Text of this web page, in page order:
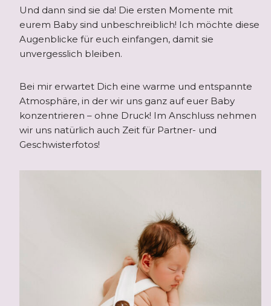
Und dann sind sie da! Die ersten Momente mit
eurem Baby sind unbeschreiblich! Ich möchte diese
Augenblicke für euch einfangen, damit sie
unvergesslich bleiben.
Bei mir erwartet Dich eine warme und entspannte
Atmosphäre, in der wir uns ganz auf euer Baby
konzentrieren – ohne Druck! Im Anschluss nehmen
wir uns natürlich auch Zeit für Partner- und
Geschwisterfotos!